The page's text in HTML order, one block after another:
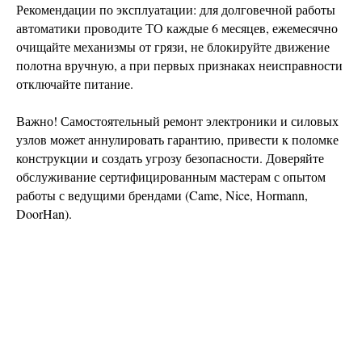
Рекомендации по эксплуатации: для долговечной работы
автоматики проводите ТО каждые 6 месяцев, ежемесячно
очищайте механизмы от грязи, не блокируйте движение
полотна вручную, а при первых признаках неисправности
отключайте питание.
Важно! Самостоятельный ремонт электроники и силовых
узлов может аннулировать гарантию, привести к поломке
конструкции и создать угрозу безопасности. Доверяйте
обслуживание сертифицированным мастерам с опытом
работы с ведущими брендами (Came, Nice, Hormann,
DoorHan).